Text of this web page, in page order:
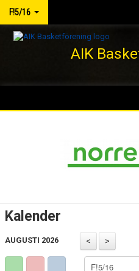
F!5/16
AIK
BILDGALLERI
Kalender
AUGUSTI 2026